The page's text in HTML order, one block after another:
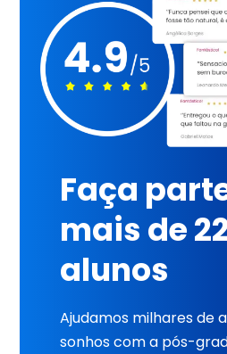
Faça
mais de
alunos
Ajudamos milhares de
sonhos com a pós-